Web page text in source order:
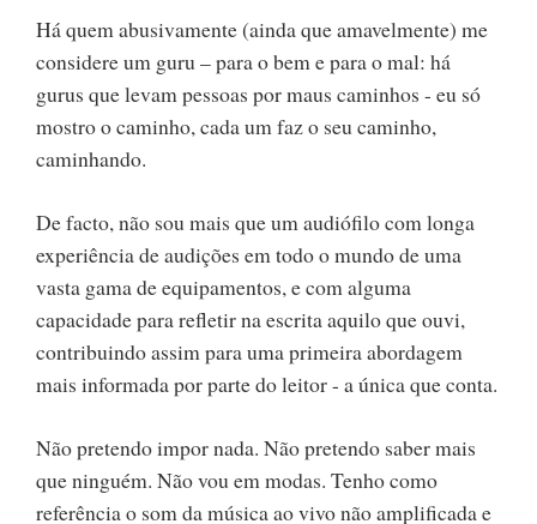
Há quem abusivamente (ainda que amavelmente) me
considere um guru – para o bem e para o mal: há
gurus que levam pessoas por maus caminhos - eu só
mostro o caminho, cada um faz o seu caminho,
caminhando.
De facto, não sou mais que um audiófilo com longa
experiência de audições em todo o mundo de uma
vasta gama de equipamentos, e com alguma
capacidade para refletir na escrita aquilo que ouvi,
contribuindo assim para uma primeira abordagem
mais informada por parte do leitor - a única que conta.
Não pretendo impor nada. Não pretendo saber mais
que ninguém. Não vou em modas. Tenho como
referência o som da música ao vivo não amplificada e